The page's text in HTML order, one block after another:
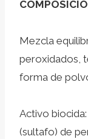
Mezcla
peroxidados,
forma de
Activo
(sultafo) de